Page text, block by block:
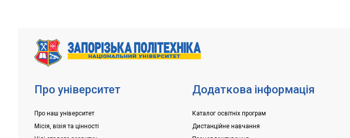
зусиль, щоб...
складання вступних іспитів в університеті,
заплановано проведення...
Про університет
Про наш університет
Місія, візія та цінності
Додаткова інформація
Каталог освітніх програм
Дистанційне навчання